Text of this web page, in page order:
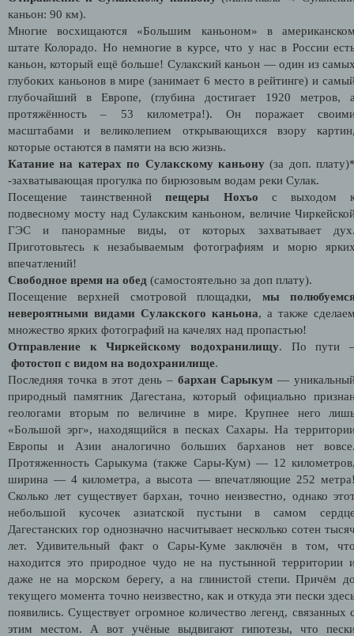
каньон: 90 км).
Многие восхищаются «Большим каньоном» в
штате Колорадо. Но немногие в курсе, что у нас в России
каньон, который ещё больше! Сулакский каньон — один из
глубоких каньонов в мире (занимает 6 место в рейтинге) и
глубочайший в Европе, (глубина достигает 1920 метров,
протяжённость – 53 километра!). Он поражает
масштабами и великолепием открывающихся взору
которые остаются в памяти на всю жизнь.
Катание на катерах по Сулакскому каньону(за доп.
-захватывающая прогулка по бирюзовым водам реки Сулак.
Посещение таинственнойпещеры Нохъо с выходом
подвесному мосту над Сулакским каньоном, величие
ГЭС и панорамные виды, от которых захватывает
Приготовьтесь к незабываемым фотографиям и морю
впечатлений!
Свободное время на обед (самостоятельно за доп плату).
Посещение верхней смотровой площадки, мы
невероятными видами Сулакского каньона, а также
множество ярких фотографий на качелях над пропастью!
Отправление к Чиркейскому водохранилищу. По пути
фотостоп с видом на водохранилище.
Последняя точка в этот день – бархан Сарыкум —
природный памятник Дагестана, который официально
геологами вторым по величине в мире. Крупнее него
«Большой эрг», находящийся в песках Сахары. На
Европы и Азии аналогично больших барханов нет
Протяженность Сарыкума (также Сары-Кум) — 12
ширина — 4 километра, а высота — впечатляющие 252
Сколько лет существует бархан, точно неизвестно, однако
небольшой кусочек азиатской пустыни в самом
Дагестанских гор однозначно насчитывает несколько сотен
лет. Удивительный факт о Сары-Куме заключён в том,
находится это природное чудо не на пустынной территории
даже не на морском берегу, а на глинистой степи. Причём
текущего момента точно неизвестно, как и откуда эти пески
появились. Существует огромное количество легенд, связанных
этим местом. А вот учёные выдвигают гипотезы, что